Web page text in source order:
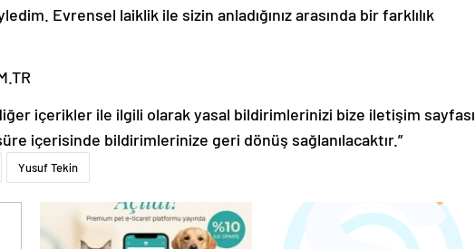
Evrensel laiklik ile sizin anladığınız arasında bir farklılık
içerikler ile ilgili olarak yasal bildirimlerinizi bize iletişim sayfası
içerisinde bildirimlerinize geri dönüş sağlanılacaktır.”
Yusuf Tekin